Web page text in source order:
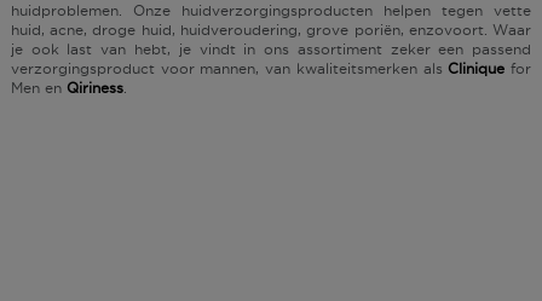
huidproblemen. Onze huidverzorgingsproducten helpen tegen vette
huid, acne, droge huid, huidveroudering, grove poriën, enzovoort. Waar
je ook last van hebt, je vindt in ons assortiment zeker een passend
verzorgingsproduct voor mannen, van kwaliteitsmerken als Cliniquefor
Men en Qiriness.